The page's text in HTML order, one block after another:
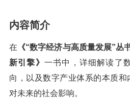
内容简介
在 《“数字经济与高质量发展”丛
新引擎》 一书中，详细解读了
向，以及数字产业体系的本质
对未来的社会影响。